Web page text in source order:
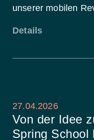
unserer mobilen
Details
27.04.2026
Von der Idee
Spring School